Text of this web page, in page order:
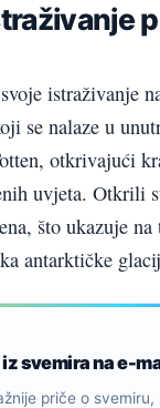
istraživanje
se nalaze u
otkrivajući
uvjeta. Otkrili
što ukazuje
antarktičke
svemira na e-
priče o svemiru,